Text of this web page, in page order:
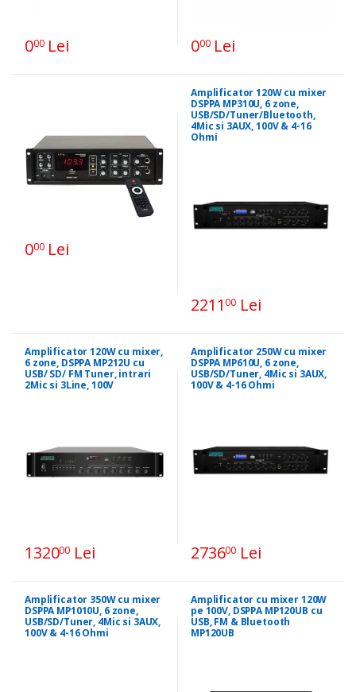
000Lei 000Lei
000Lei
Amplificator 120W cu mixer
DSPPA MP310U, 6 zone,
USB/SD/Tuner/Bluetooth,
4Mic si 3AUX, 100V & 4-16
Ohmi
2211 00 Lei
Amplificator 120W cu mixer,
6 zone, DSPPA MP212U cu
USB/ SD/ FM Tuner, intrari
2Mic si 3Line, 100V
132000 Lei
Amplificator 250W cu mixer
DSPPA MP610U, 6 zone,
USB/SD/Tuner, 4Mic si 3AUX,
100V & 4-16 Ohmi
273600 Lei
Amplificator 350W cu mixer
DSPPA MP1010U, 6 zone,
USB/SD/Tuner, 4Mic si 3AUX,
100V & 4-16 Ohmi
Amplificator cu mixer 120W
pe 100V, DSPPA MP120UB cu
USB, FM & Bluetooth
MP120UB